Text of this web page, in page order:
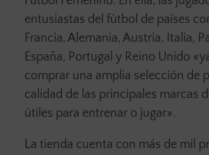
entusiastas del fútbol de países
Francia, Alemania, Austria, Italia,
España, Portugal y Reino Unido
comprar una amplia selección de
calidad de las principales marcas
útiles para entrenar o jugar».
La tienda cuenta con más de mil